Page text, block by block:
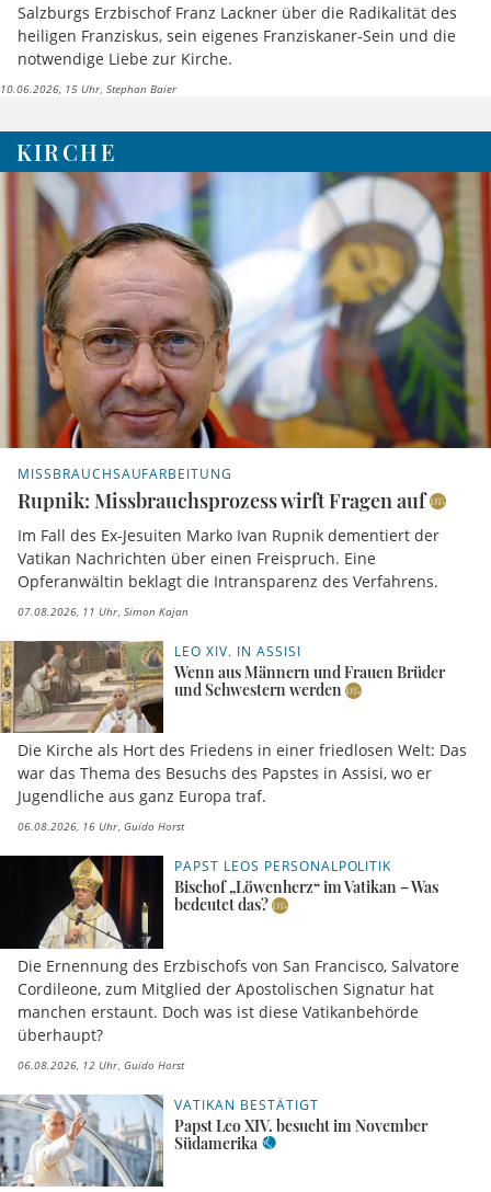
Salzburgs Erzbischof Franz Lackner über die Radikalität des
heiligen Franziskus, sein eigenes Franziskaner-Sein und die
notwendige Liebe zur Kirche.
10.06.2026, 15 Uhr Stephan Baier
KIRCHE
MISSBRAUCHSAUFARBEITUNG
Rupnik: Missbrauchsprozess wirft Fragen auf
Im Fall des Ex-Jesuiten Marko Ivan Rupnik dementiert der
Vatikan Nachrichten über einen Freispruch. Eine
Opferanwältin beklagt die Intransparenz des Verfahrens.
07.08.2026, 11 Uhr Simon Kajan
LEO XIV. IN ASSISI
Wenn aus Männern und Frauen Brüder
und Schwestern werden
Die Kirche als Hort des Friedens in einer friedlosen Welt: Das
war das Thema des Besuchs des Papstes in Assisi, wo er
Jugendliche aus ganz Europa traf.
06.08.2026, 16 Uhr Guido Horst
PAPST LEOS PERSONALPOLITIK
Bischof „Löwenherz“ im Vatikan – Was
bedeutet das?
Die Ernennung des Erzbischofs von San Francisco, Salvatore
Cordileone, zum Mitglied der Apostolischen Signatur hat
manchen erstaunt. Doch was ist diese Vatikanbehörde
überhaupt?
06.08.2026, 12 Uhr Guido Horst
VATIKAN BESTÄTIGT
Papst Leo XIV. besucht im November
Südamerika